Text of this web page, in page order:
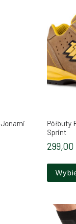
Jonami
ma wiele
Półbuty
Sprint
299,00